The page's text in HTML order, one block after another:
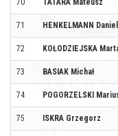
70 TATARA Mateusz
71 HENKELMANN Daniel
72 KOŁODZIEJSKA
73 BASIAK Michał
74 POGORZELSKI
75 ISKRA Grzegorz